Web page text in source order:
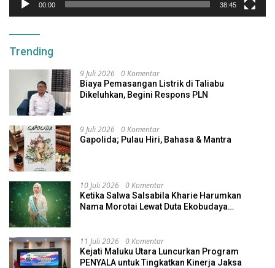
00:00 38:45
Trending
9 Juli 2026 0 Komentar
Biaya Pemasangan Listrik di Taliabu
Dikeluhkan, Begini Respons PLN
9 Juli 2026 0 Komentar
Gapolida; Pulau Hiri, Bahasa & Mantra
10 Juli 2026 0 Komentar
Ketika Salwa Salsabila Kharie Harumkan
Nama Morotai Lewat Duta Ekobudaya
11 Juli 2026 0 Komentar
Kejati Maluku Utara Luncurkan Program
PENYALA untuk Tingkatkan Kinerja Jaksa